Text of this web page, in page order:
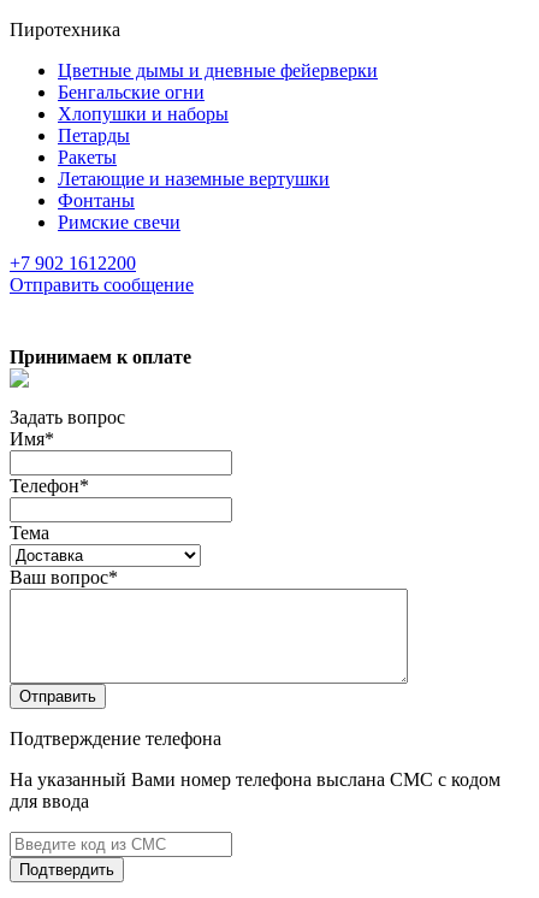
Пиротехника
Цветные дымы и дневные фейерверки
Бенгальские огни
Хлопушки и наборы
Петарды
Ракеты
Летающие и наземные вертушки
Фонтаны
Римские свечи
+7 902 1612200
Отправить сообщение
Принимаем к оплате
Задать вопрос
Имя*
Телефон*
Тема
Ваш вопрос*
Отправить
Подтверждение телефона
На указанный Вами номер телефона выслана СМС с кодом
для ввода
Подтвердить